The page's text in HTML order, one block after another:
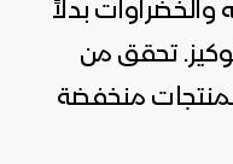
بدلاً
تحقق من
منخفضة